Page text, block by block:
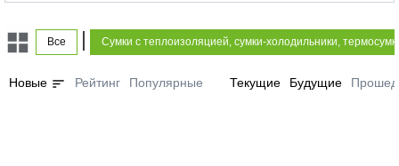
Все Сумки с теплоизоляцией, сумки-холодильники,
Новые sort Рейтинг Популярные Текущие Будущие